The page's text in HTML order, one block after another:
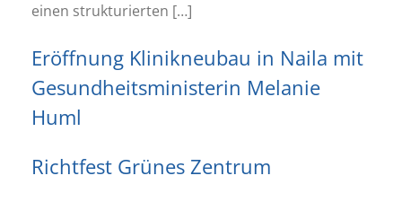
einen strukturierten […]
Eröffnung Klinikneubau in Naila mit
Gesundheitsministerin Melanie
Huml
Richtfest Grünes Zentrum